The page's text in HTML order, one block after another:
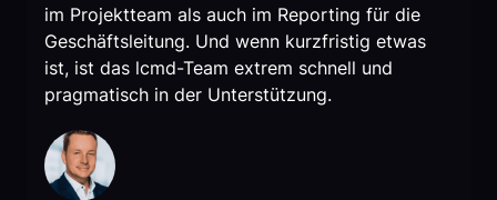
im Projektteam als auch im Reporting für die
Geschäftsleitung. Und wenn kurzfristig etwas
ist, ist das lcmd-Team extrem schnell und
pragmatisch in der Unterstützung.